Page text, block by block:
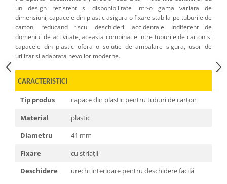
un design rezistent si disponibilitate intr-o gama variata de
dimensiuni, capacele din plastic asigura o fixare stabila pe tuburile de
carton, reducand riscul deschiderii accidentale. Indiferent de
domeniul de activitate, aceasta combinatie intre tuburile de carton si
capacele din plastic ofera o solutie de ambalare sigura, usor de
utilizat si adaptata nevoilor moderne.
CARACTERISTICI
Tip produs
capace din plastic pentru tuburi de carton
Material
plastic
Diametru
41 mm
Fixare
cu striații
Deschidere
urechi interioare pentru deschidere facilă